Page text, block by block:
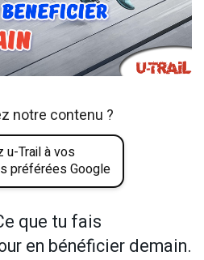
notre contenu ?
u-Trail à vos
préférées Google
que tu fais
en bénéficier demain.